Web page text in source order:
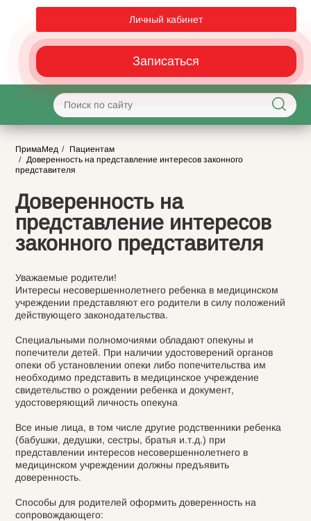
Личный кабинет
Записаться
ПримаМед
Пациентам
Доверенность на представление интересов законного
представителя
Доверенность на
представление интересов
законного представителя
Уважаемые родители!
Интересы несовершеннолетнего ребенка в медицинском
учреждении представляют его родители в силу положений
действующего законодательства.
Специальными полномочиями обладают опекуны и
попечители детей. При наличии удостоверений органов
опеки об установлении опеки либо попечительства им
необходимо представить в медицинское учреждение
свидетельство о рождении ребенка и документ,
удостоверяющий личность опекуна
Все иные лица, в том числе другие родственники ребенка
(бабушки, дедушки, сестры, братья и.т.д.) при
представлении интересов несовершеннолетнего в
медицинском учреждении должны предъявить
доверенность.
Способы для родителей оформить доверенность на
сопровождающего: